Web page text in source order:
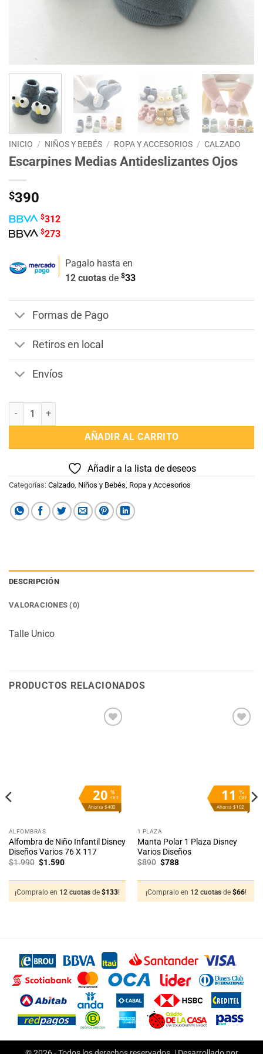
INICIO / NIÑOS Y BEBÉS / ROPA Y ACCESORIOS / CALZADO
Escarpines Medias Antideslizantes Ojos
$390
$312
$273
Pagalo hasta en
12 cuotas de $33
Formas de Pago
Retiros en local
Envíos
Escarpines Medias Antideslizantes Ojos cantidad
AÑADIR AL CARRITO
Añadir a la lista de deseos
Categorías: Calzado Niños y Bebés Ropa y Accesorios
DESCRIPCIÓN
VALORACIONES (0)
Talle Unico
PRODUCTOS RELACIONADOS
%
OFF
20
Ahorra $400
ALFOMBRAS
Alfombra de Niño Infantil Disney
Diseños Varios 76 X 117
$1.990 El
$1.990.
$1.590El
$1.590.
¡Compralo en 12 cuotas de $133!
%
OFF
11
Ahorra $102
1 PLAZA
Manta Polar 1 Plaza Disney
Varios Diseños
$890 El
$890.
$788El
$788.
¡Compralo en 12 cuotas de $66!